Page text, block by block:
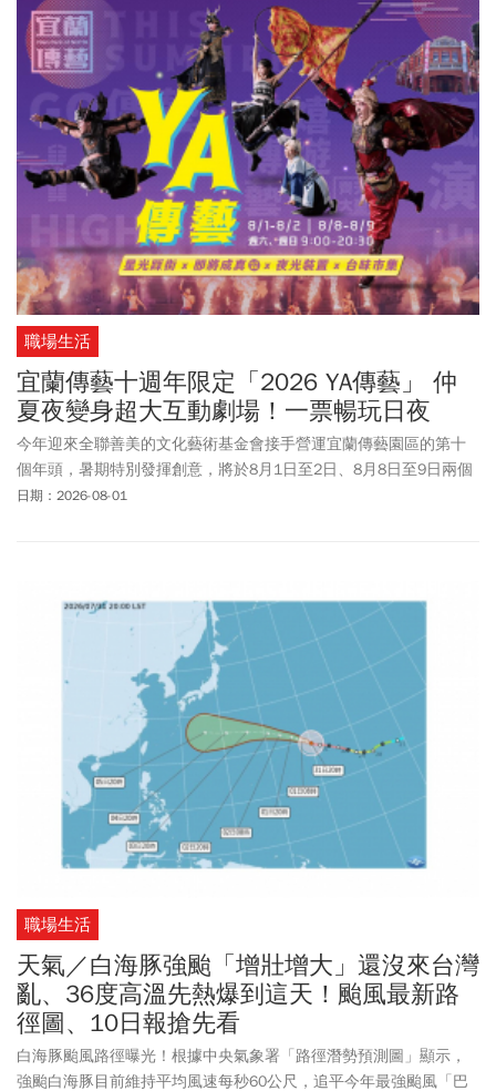
排一趟帶著孩子一起夜遊動物園。
職場生活
宜蘭傳藝十週年限定「2026 YA傳藝」 仲
夏夜變身超大互動劇場！一票暢玩日夜
今年迎來全聯善美的文化藝術基金會接手營運宜蘭傳藝園區的第十
個年頭，暑期特別發揮創意，將於8月1日至2日、8月8日至9日兩個
週末，隆重推出十週年限定盛事「2026 YA傳藝」。活動期間，園區
夜的全新旅遊體驗。此外，8月1日(六)活動開幕當天適逢原住民族
日，園區特別回饋社會，凡持有原住民身分相關證件的朋友，當天
皆可享有本人免費入園的專屬優惠。
日期：2026-08-01
職場生活
天氣／白海豚強颱「增壯增大」還沒來台灣
亂、36度高溫先熱爆到這天！颱風最新路
徑圖、10日報搶先看
白海豚颱風路徑曝光！根據中央氣象署「路徑潛勢預測圖」顯示，
強颱白海豚目前維持平均風速每秒60公尺，追平今年最強颱風「巴